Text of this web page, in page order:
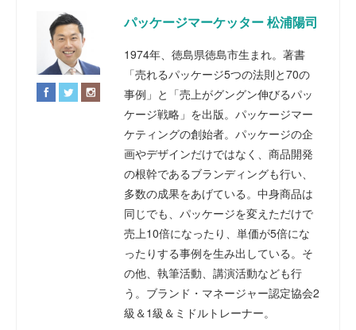
パッケージマーケッター 松浦陽司
1974年、徳島県徳島市生まれ。著書
「売れるパッケージ5つの法則と70の
事例」と「売上がグングン伸びるパッ
ケージ戦略」を出版。パッケージマー
ケティングの創始者。パッケージの企
画やデザインだけではなく、商品開発
の根幹であるブランディングも行い、
多数の成果をあげている。中身商品は
同じでも、パッケージを変えただけで
売上10倍になったり、単価が5倍にな
ったりする事例を生み出している。そ
の他、執筆活動、講演活動なども行
う。ブランド・マネージャー認定協会2
級＆1級＆ミドルトレーナー。